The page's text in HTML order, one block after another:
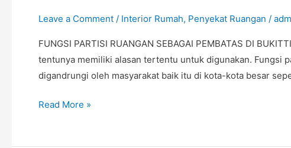
Leave a Comment / Interior Rumah, Penyekat Ruangan /
FUNGSI PARTISI RUANGAN SEBAGAI PEMBATAS DI
tentunya memiliki alasan tertentu untuk digunakan. Fungsi
digandrungi oleh masyarakat baik itu di kota-kota besar
Read More »